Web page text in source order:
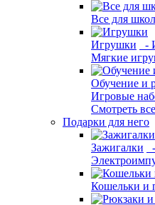
Все для
Игрушки -
Мягкие
Обучение и
Игровые
Смотреть все
Подарки для него
Зажигалки
Кошельки и